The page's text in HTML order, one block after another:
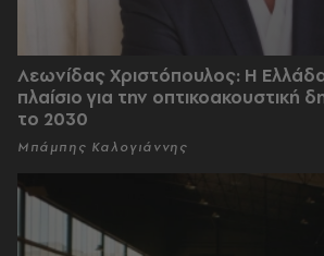
Λεωνίδας Χριστόπουλος: Η Ελλάδα
πλαίσιο για την οπτικοακουστική
το 2030
Μπάμπης Καλογιάννης